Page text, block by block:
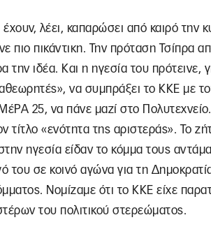
λέει, καπαρώσει από καιρό την
πιο πικάντικη. Την πρόταση Τσίπρα
ιδέα. Και η ηγεσία του πρότεινε,
να συμπράξει το ΚΚΕ με
25, να πάνε μαζί στο
τίτλο «ενότητα της αριστεράς». Το
ηγεσία είδαν το κόμμα τους
σε κοινό αγώνα για τη
Νομίζαμε ότι το ΚΚΕ είχε
του πολιτικού στερεώματος.